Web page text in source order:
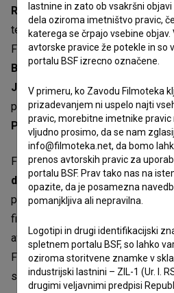
Rivić. Sanjska sekvenca, ki je del
tehniko umetne inteligence, njen
Film bo montiralaMarta Bregeš
Batič, skladateljicaJera
Julij Zornik. Producentka filma je
produkcijske hišeVertigo,
Pilatziz hrvaške produkcijske
Film nastaja v produkcijiVertigo,
dejavnosti, direktor jeDanijel
produkcijaMore Magnetsiz
finančno podprli Slovenski filmski
avdiovizualni center. Film nastaja
Film in produkcijo Sonder.
sales.
lastnine in zato ob vsakršni
dela oziroma imetništvo pravic,
katerega se črpajo vsebine
avtorske pravice že potekle in so
portalu BSF izrecno označene.
V primeru, ko Zavodu Filmoteka
prizadevanjem ni uspelo najti
pravic, morebitne imetnike pravic
vljudno prosimo, da se nam
info@filmoteka.net, da bomo
prenos avtorskih pravic za
portalu BSF. Prav tako nas na
opazite, da je posamezna
pomanjkljiva ali nepravilna.
Logotipi in drugi identifikacijski
spletnem portalu BSF, so lahko
oziroma storitvene znamke v
industrijski lastnini – ZIL-1 (Ur. l.
drugimi veljavnimi predpisi